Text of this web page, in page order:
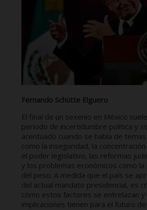
Fernando Schütte Elguero
El final de un sexenio en México
periodo de incertidumbre política y
acentuado cuando se habla de
como la inseguridad, la
el poder legislativo, las reformas
y los problemas económicos como la
del peso. A medida que el país se
del actual mandato presidencial, es
cómo estos factores se entrelazan y
implicaciones tienen para el futuro de